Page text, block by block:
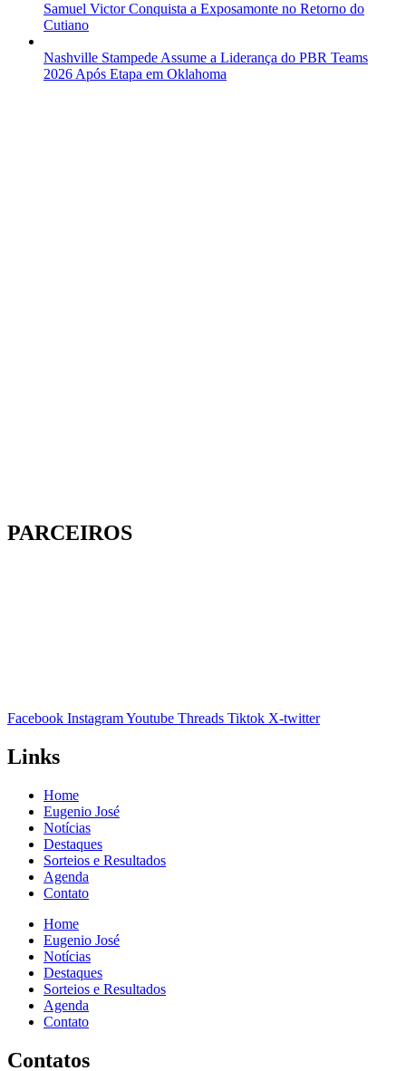
Samuel Victor Conquista a Exposamonte no Retorno do
Cutiano
Nashville Stampede Assume a Liderança do PBR Teams
2026 Após Etapa em Oklahoma
PARCEIROS
Facebook InstagramYoutube Threads Tiktok X-twitter
Links
Home
Eugenio José
Notícias
Destaques
Sorteios e Resultados
Agenda
Contato
Home
Eugenio José
Notícias
Destaques
Sorteios e Resultados
Agenda
Contato
Contatos